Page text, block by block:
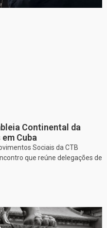
Continental da
Cuba
Sociais da CTB
que reúne delegações de